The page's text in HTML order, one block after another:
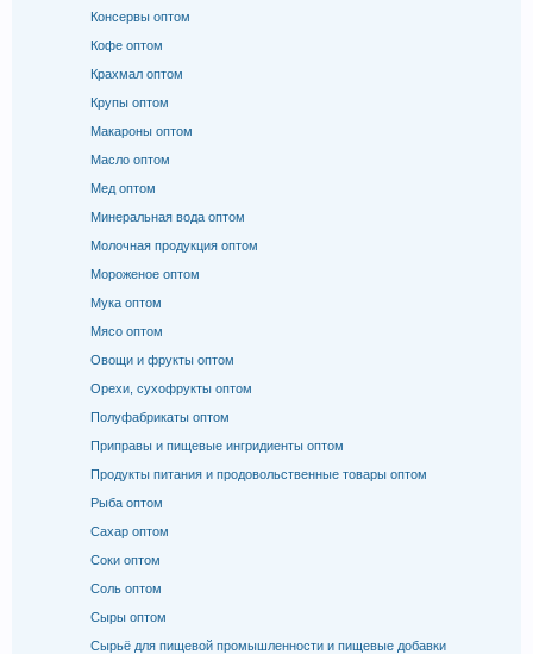
Консервы оптом
Кофе оптом
Крахмал оптом
Крупы оптом
Макароны оптом
Масло оптом
Мед оптом
Минеральная вода оптом
Молочная продукция оптом
Мороженое оптом
Мука оптом
Мясо оптом
Овощи и фрукты оптом
Орехи, сухофрукты оптом
Полуфабрикаты оптом
Приправы и пищевые ингридиенты оптом
Продукты питания и продовольственные товары оптом
Рыба оптом
Сахар оптом
Соки оптом
Соль оптом
Сыры оптом
Сырьё для пищевой промышленности и пищевые добавки